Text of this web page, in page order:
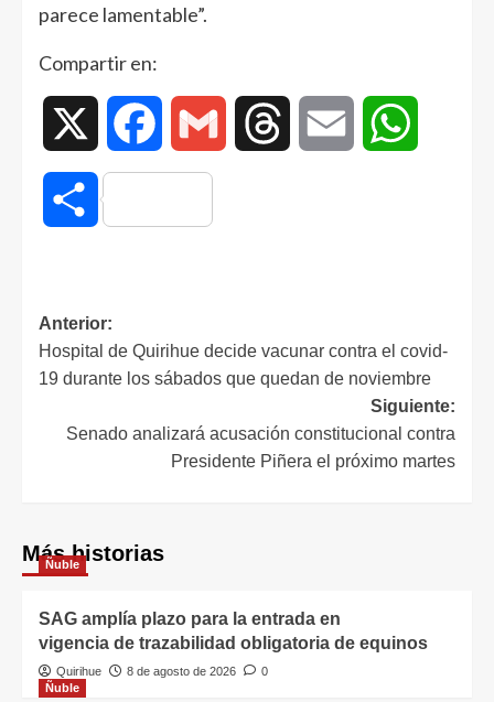
parece lamentable”.
Compartir en:
Facebook Gmail Threads Email
Compartir
Anterior:
Hospital de Quirihue decide vacunar contra el covid-
19 durante los sábados que quedan de noviembre
Siguiente:
Senado analizará acusación constitucional contra
Presidente Piñera el próximo martes
Más historias
Ñuble
SAG amplía plazo para la entrada en
vigencia de trazabilidad obligatoria de equinos
Quirihue 8 de agosto de 2026
0
Ñuble